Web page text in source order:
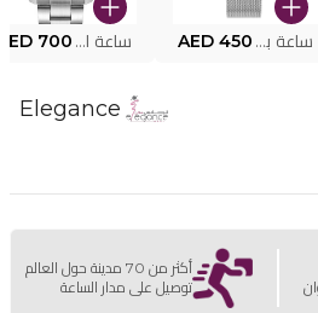
ساعة بوليس للرجال PEWJG0005002 AED 450 ساعة البوليس PEWJG2227302 700
Elegance
أكثر من 70 مدينة حول العالم
توصيل على مدار الساعة